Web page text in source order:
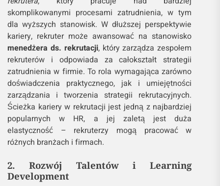
skomplikowanymi procesami zatrudnienia, w tym
dla wyższych stanowisk. W dłuższej perspektywie
kariery, rekruter może awansować na stanowisko
menedżera ds. rekrutacji, który zarządza zespołem
rekruterów i odpowiada za całokształt strategii
zatrudnienia w firmie. To rola wymagająca zarówno
doświadczenia praktycznego, jak i umiejętności
zarządzania i tworzenia strategii rekrutacyjnych.
Ścieżka kariery w rekrutacji jest jedną z najbardziej
popularnych w HR, a jej zaletą jest duża
elastyczność – rekruterzy mogą pracować w
różnych branżach i firmach.
2. Rozwój Talentów i Learning
Development